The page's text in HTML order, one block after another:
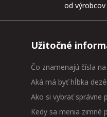
od výrobcov
Užitočné
Čo znamenajú čísla
Aká má byť hĺbka
Ako si vybrať správne
Kedy sa menia zimné